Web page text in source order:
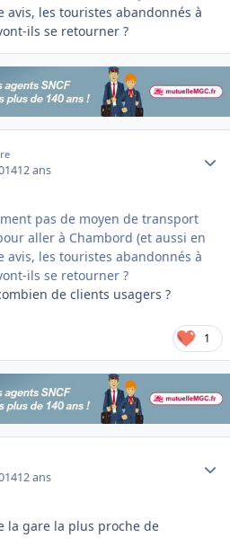
avis, les touristes abandonnés à
ils se retourner ?
12 ans
pas de moyen de transport
aller à Chambord (et aussi en
avis, les touristes abandonnés à
ils se retourner ?
de clients usagers ?
1
12 ans
la gare la plus proche de